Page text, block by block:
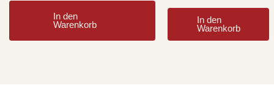
In den
Warenkorb
In den
Warenkorb